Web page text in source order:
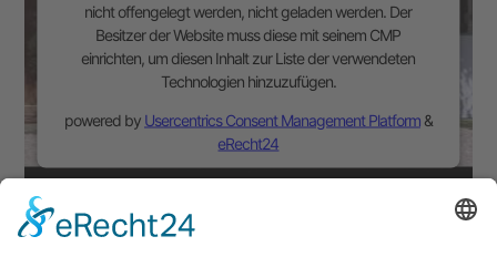
nicht offengelegt werden, nicht geladen werden. Der
Besitzer der Website muss diese mit seinem CMP
einrichten, um diesen Inhalt zur Liste der verwendeten
Technologien hinzuzufügen.
powered by Usercentrics Consent Management Platform&
eRecht24